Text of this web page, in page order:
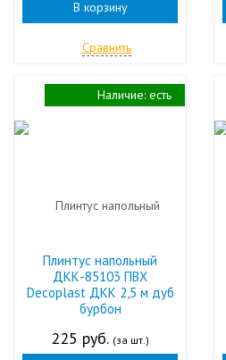
В корзину
Сравнить
Плинтус напольный
ДКК-85103 ПВХ
Decoplast ДКК 2,5 м дуб
бурбон
225 руб. (за шт.)
Наличие: есть